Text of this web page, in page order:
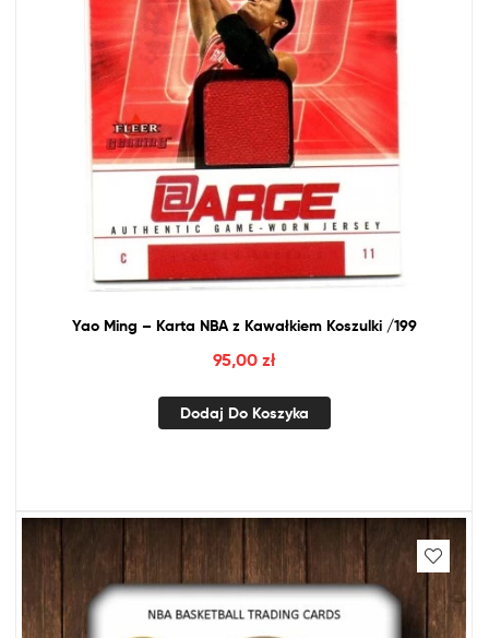
Yao Ming – Karta NBA zKawałkiem Koszulki /199
95,00 zł
Dodaj Do Koszyka